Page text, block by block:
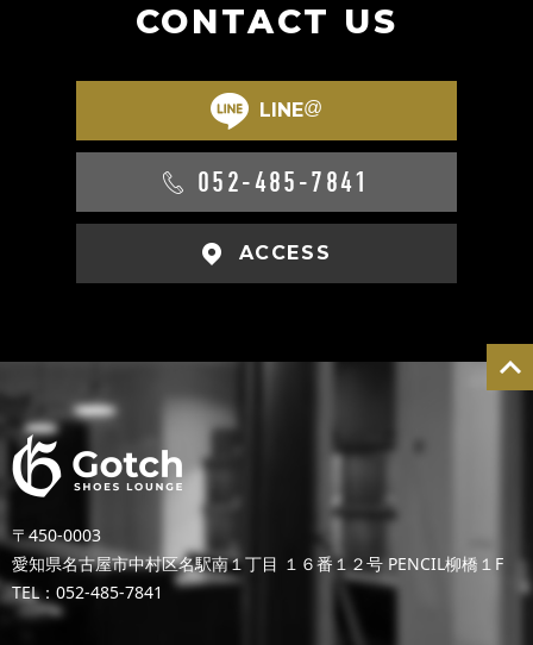
CONTACT US
LINE@
052-485-7841
ACCESS
〒450-0003
愛知県名古屋市中村区名駅南１丁目 １６番１２号 PENCIL柳橋１F
TEL：052-485-7841